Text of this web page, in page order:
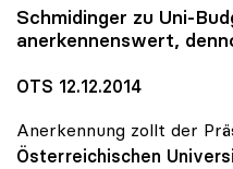
Schmidinger zu Uni-
anerkennenswert,
OTS 12.12.2014
Anerkennung zollt der
Österreichischen